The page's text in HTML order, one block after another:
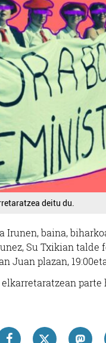
deitu du.
Irunen, baina,
Su Txikian
Juan plazan,
parte